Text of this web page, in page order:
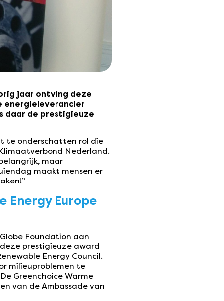
jaar ontving deze
energieleverancier
daar de prestigieuze
te onderschatten rol die
Nederland.
maar
maakt mensen er
Energy Europe
Foundation aan
prestigieuze award
Energy Council.
milieuproblemen te
Greenchoice Warme
van de Ambassade van